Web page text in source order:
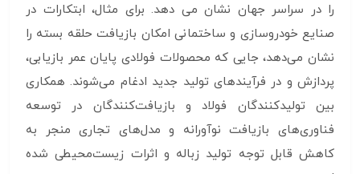
را در سراسر جهان نشان می دهد. برای مثال، ابتکارات در
صنایع خودروسازی و ساختمانی امکان بازیافت حلقه بسته را
نشان می‌دهد، جایی که محصولات فولادی پایان عمر بازیابی،
پردازش و در فرآیندهای تولید جدید ادغام می‌شوند. همکاری
بین تولیدکنندگان فولاد و بازیافت‌کنندگان در توسعه
فناوری‌های بازیافت نوآورانه و مدل‌های تجاری منجر به
کاهش قابل توجه تولید زباله و اثرات زیست‌محیطی شده